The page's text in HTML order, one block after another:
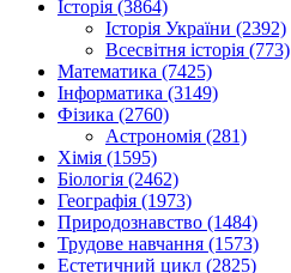
Історія (3864)
Історія України (2392)
Всесвітня історія (773)
Математика (7425)
Інформатика (3149)
Фізика (2760)
Астрономія (281)
Хімія (1595)
Біологія (2462)
Географія (1973)
Природознавство (1484)
Трудове навчання (1573)
Естетичний цикл (2825)